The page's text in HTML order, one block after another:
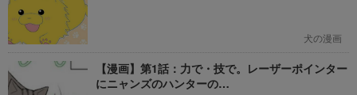
犬の漫画
【漫画】第1話：力で・技で。レーザーポインター
にニャンズのハンターの…